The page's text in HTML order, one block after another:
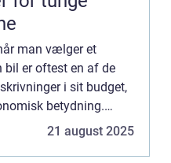
man vælger et
er oftest en af de
i sit budget,
betydning.
vigtig i ens
21 august 2025